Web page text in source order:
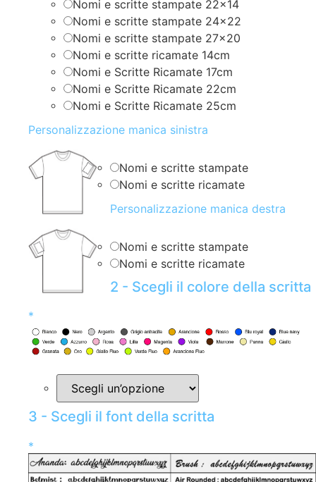
Nomi e scritte stampate 22×14
Nomi e scritte stampate 24×22
Nomi e scritte stampate 27×20
Nomi e scritte ricamate 14cm
Nomi e Scritte Ricamate 17cm
Nomi e Scritte Ricamate 22cm
Nomi e Scritte Ricamate 25cm
Personalizzazione manica sinistra
Nomi e scritte stampate
Nomi e scritte ricamate
Personalizzazione manica destra
Nomi e scritte stampate
Nomi e scritte ricamate
2 - Scegli il colore della scritta
*
3 - Scegli il font della scritta
*